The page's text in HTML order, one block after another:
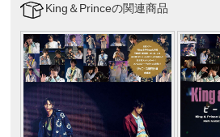
King＆Princeの関連商品